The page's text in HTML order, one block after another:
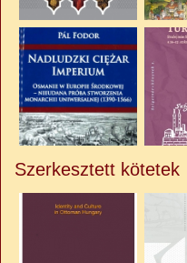
Szerkesztett kötetek